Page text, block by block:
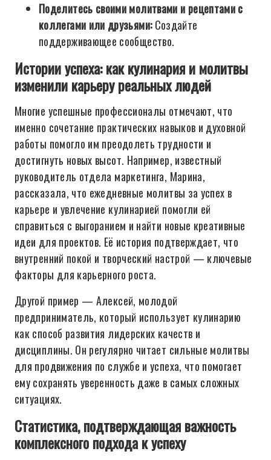
Поделитесь своими молитвами и рецептами с
коллегами или друзьями:Создайте
поддерживающее сообщество.
Истории успеха: как кулинария и молитвы
изменили карьеру реальных людей
Многие успешные профессионалы отмечают, что
именно сочетание практических навыков и духовной
работы помогло им преодолеть трудности и
достигнуть новых высот. Например, известный
руководитель отдела маркетинга, Марина,
рассказала, что ежедневные молитвы за успех в
карьере и увлечение кулинарией помогли ей
справиться с выгоранием и найти новые креативные
идеи для проектов. Её история подтверждает, что
внутренний покой и творческий настрой — ключевые
факторы для карьерного роста.
Другой пример — Алексей, молодой
предприниматель, который использует кулинарию
как способ развития лидерских качеств и
дисциплины. Он регулярно читает сильные молитвы
для продвижения по службе и успеха, что помогает
ему сохранять уверенность даже в самых сложных
ситуациях.
Статистика, подтверждающая важность
комплексного подхода к успеху